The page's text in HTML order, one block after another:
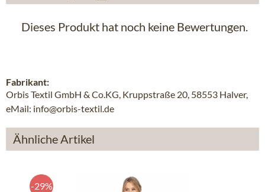
Dieses Produkt hat noch keine Bewertungen.
Fabrikant:
Orbis Textil GmbH & Co.KG, Kruppstraße 20, 58553 Halver,
eMail: info@orbis-textil.de
Ähnliche Artikel
-29%